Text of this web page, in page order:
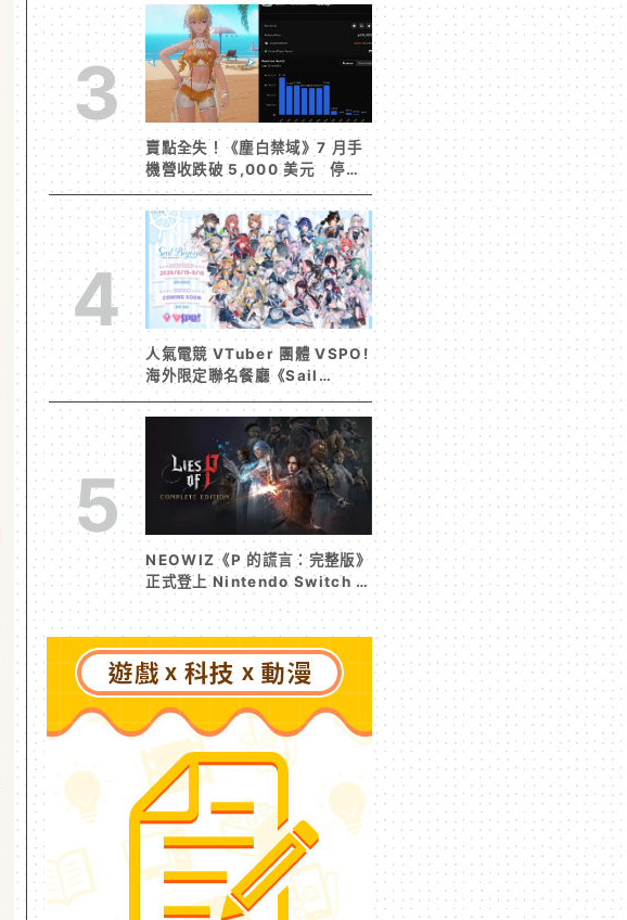
3
賣點全失！《塵白禁域》7 月手
機營收跌破 5,000 美元 停服
整改後玩家大量流失
4
人氣電競 VTuber 團體 VSPO!
海外限定聯名餐廳《Sail
Beyond！～駛向更遠的彼方
～》今夏登場！
5
NEOWIZ《P 的謊言：完整版》
正式登上 Nintendo Switch 2
收錄遊戲本篇與 DLC《P 的謊
言：序曲》完整體驗克拉特城
（Krat）沒落前後的壯闊篇章